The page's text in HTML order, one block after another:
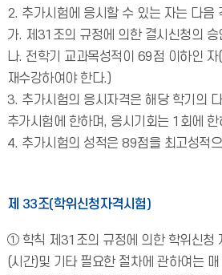
2. 추가시험에 응시할 수 있는 자는 다음
가. 제31조의 규정에 의한 결시신청의 승
나. 전학기 교과목성적이 69점 이하인
재수강하여야 한다.)
3. 추가시험의 응시자격은 해당 학기의
추가시험에 한하며, 응시기회는 1회에 한
4. 추가시험의 성적은 89점을 최고성적
제 33조(학위신청자격시험)
① 학칙 제31조의 규정에 의한 학위신청
(시간)및 기타 필요한 절차에 관하여는